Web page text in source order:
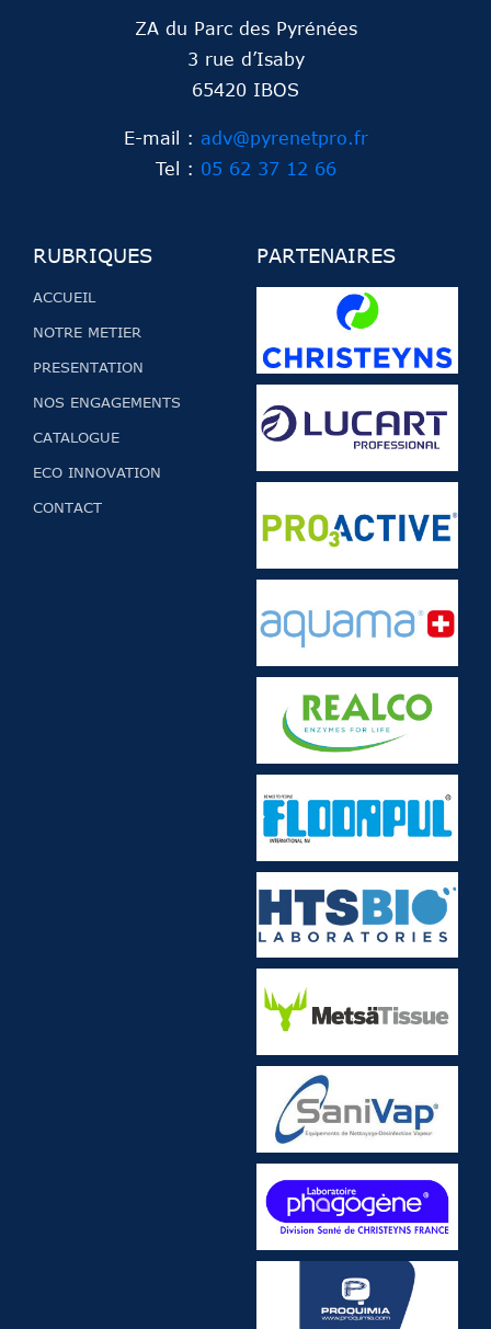
ZA du Parc des Pyrénées
3 rue d’Isaby
65420 IBOS
E-mail : adv@pyrenetpro.fr
Tel : 05 62 37 12 66
RUBRIQUES
ACCUEIL
NOTRE METIER
PRESENTATION
NOS ENGAGEMENTS
CATALOGUE
ECO INNOVATION
CONTACT
PARTENAIRES